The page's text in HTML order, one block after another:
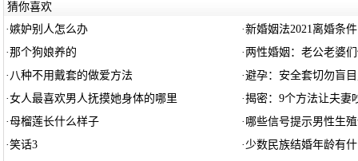
猜你喜欢
·嫉妒别人怎么办 ·新婚姻法2021离婚条件
·那个狗娘养的 · 两性婚姻：老公老婆
· 八种不用戴套的做爱方法 ·避孕：安全套切勿盲
·女人最喜欢男人抚摸她身体的哪里 ·揭密：9个方法让夫妻
·母榴莲长什么样子 · 哪些信号提示男性生
·笑话3 · 少数民族结婚年龄有